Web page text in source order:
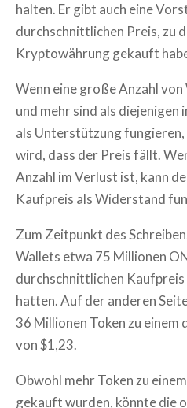
halten. Er gibt auch eine
durchschnittlichen Preis, zu
Kryptowährung gekauft
Wenn eine große Anzahl
und mehr sind als diejenigen
als Unterstützung
wird, dass der Preis fällt.
Anzahl im Verlust ist, kann
Kaufpreis als Widerstand
Zum Zeitpunkt des
Wallets etwa 75 Millionen
durchschnittlichen
hatten. Auf der anderen
36 Millionen Token zu
von $1,23.
Obwohl mehr Token zu
gekauft wurden, könnte die